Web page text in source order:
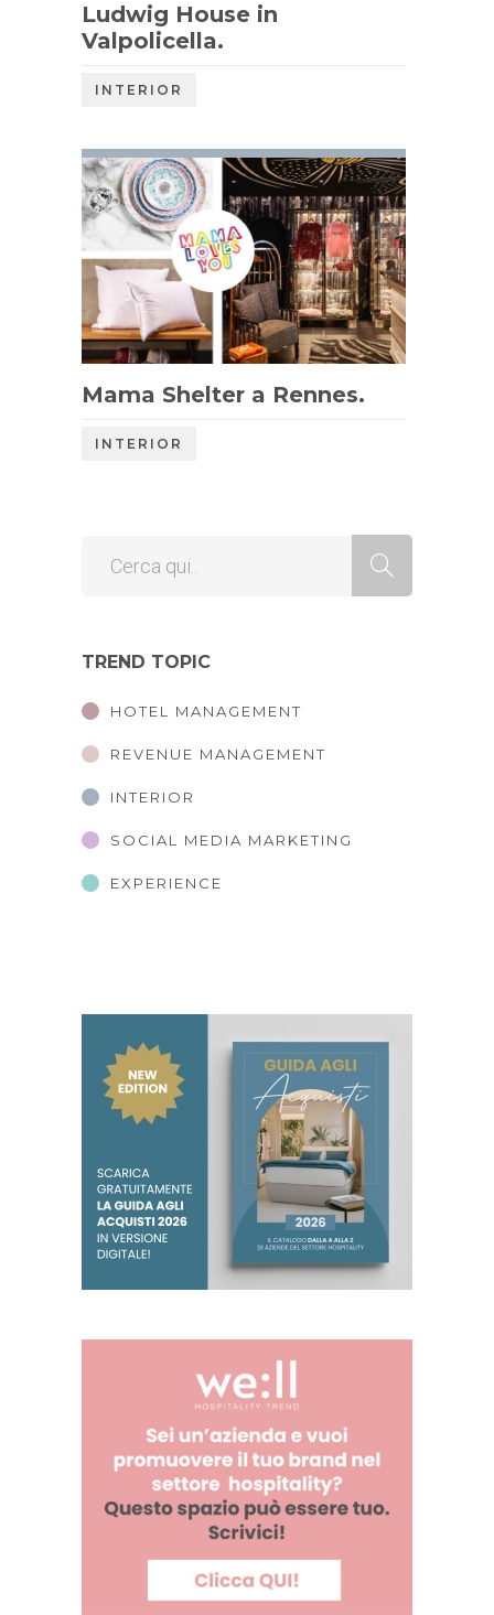
Ludwig House in
Valpolicella.
INTERIOR
Mama Shelter a Rennes.
INTERIOR
TREND TOPIC
HOTEL MANAGEMENT
REVENUE MANAGEMENT
INTERIOR
SOCIAL MEDIA MARKETING
EXPERIENCE